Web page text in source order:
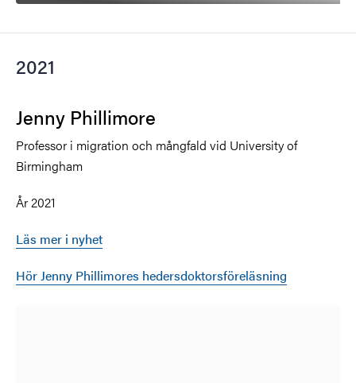
2021
Jenny Phillimore
Professor i migration och mångfald vid University of
Birmingham
År 2021
Läs mer i nyhet
Hör Jenny Phillimores hedersdoktorsföreläsning